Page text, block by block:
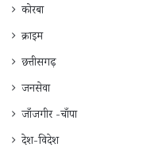
कोरबा
क्राइम
छत्तीसगढ़
जनसेवा
जाँजगीर -चाँपा
देश-विदेश